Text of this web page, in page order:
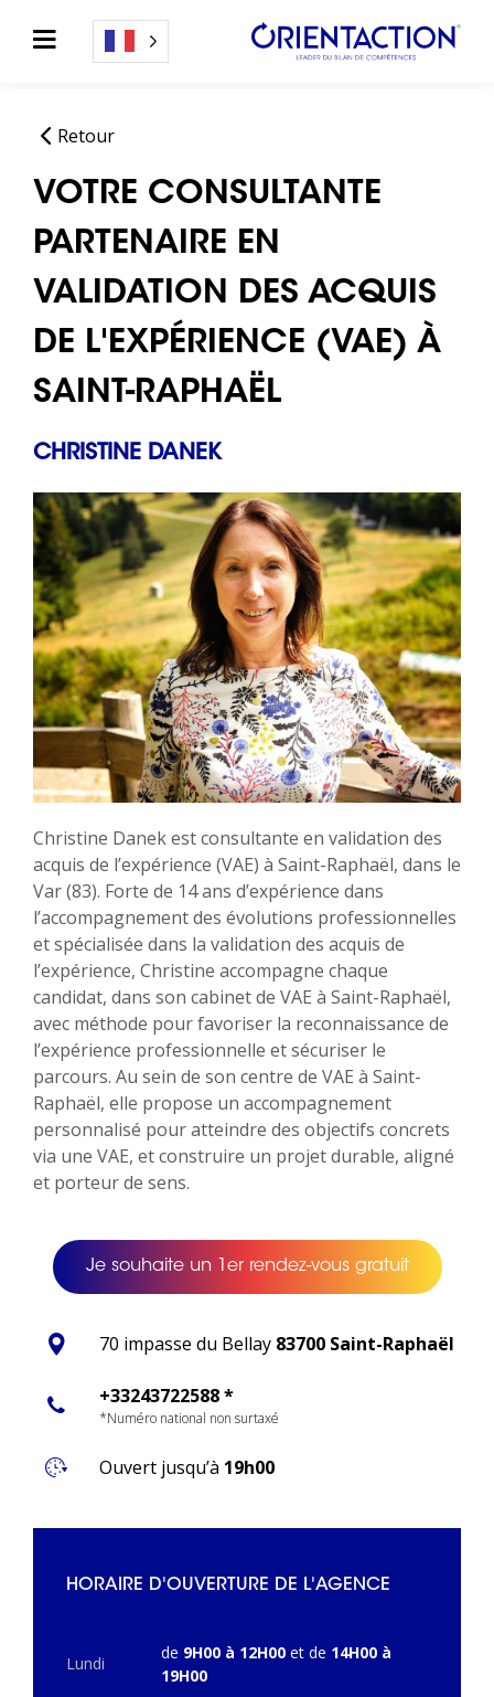
Retour
VOTRE CONSULTANTE
PARTENAIRE EN
VALIDATION DES ACQUIS
DE L'EXPÉRIENCE (VAE) À
SAINT-RAPHAËL
CHRISTINE DANEK
Christine Danek est consultante en validation des
acquis de l’expérience (VAE) à Saint-Raphaël, dans le
Var (83). Forte de 14 ans d’expérience dans
l’accompagnement des évolutions professionnelles
et spécialisée dans la validation des acquis de
l’expérience, Christine accompagne chaque
candidat, dans son cabinet de VAE à Saint-Raphaël,
avec méthode pour favoriser la reconnaissance de
l’expérience professionnelle et sécuriser le
parcours. Au sein de son centre de VAE à Saint-
Raphaël, elle propose un accompagnement
personnalisé pour atteindre des objectifs concrets
via une VAE, et construire un projet durable, aligné
et porteur de sens.
Je souhaite un 1er rendez-vous gratuit
70 impasse du Bellay 83700 Saint-Raphaël
+33243722588 *
*Numéro national non surtaxé
Ouvert jusqu’à 19h00
HORAIRE D'OUVERTURE DE L'AGENCE
Lundi
de 9H00 à 12H00 et de 14H00 à
19H00